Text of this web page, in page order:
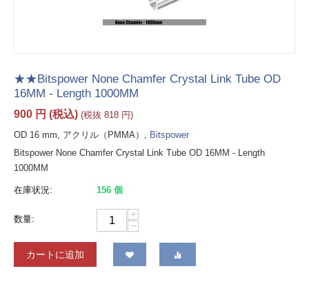
★★Bitspower None Chamfer Crystal Link Tube OD
16MM - Length 1000MM
900 円 (税込) (税抜 818 円)
OD 16 mm, アクリル（PMMA）, Bitspower
Bitspower None Chamfer Crystal Link Tube OD 16MM - Length
1000MM
在庫状況: 156 個
数量:
+
−
カートに追加